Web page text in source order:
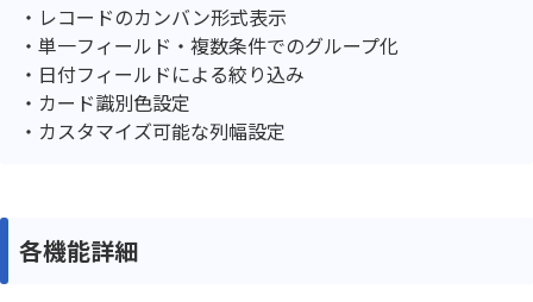
レコードのカンバン形式表示
単一フィールド・複数条件でのグループ化
日付フィールドによる絞り込み
カード識別色設定
カスタマイズ可能な列幅設定
各機能詳細